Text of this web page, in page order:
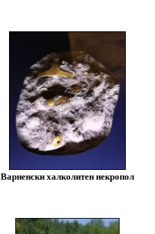
Варненски халколитен некропол